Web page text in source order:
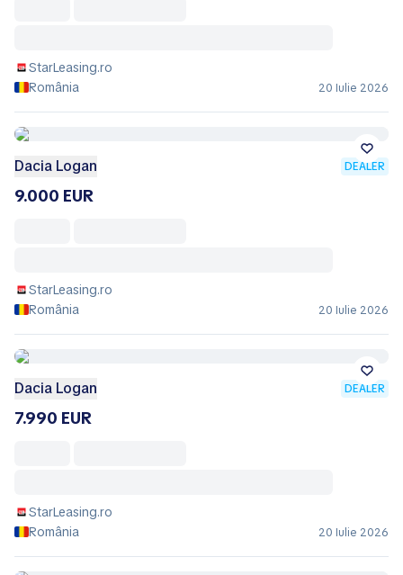
StarLeasing.ro
România
20 Iulie 2026
Dacia Logan DEALER
9.000 EUR
StarLeasing.ro
România
20 Iulie 2026
Dacia Logan DEALER
7.990 EUR
StarLeasing.ro
România
20 Iulie 2026